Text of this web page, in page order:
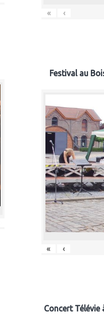
« ‹
Festival au
« ‹
Concert Télévie